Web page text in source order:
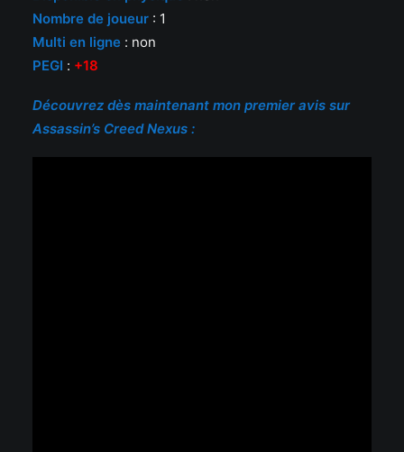
Nombre de joueur : 1
Multi en ligne : non
PEGI : +18
Découvrez dès maintenant mon premier avis sur
Assassin’s Creed Nexus :